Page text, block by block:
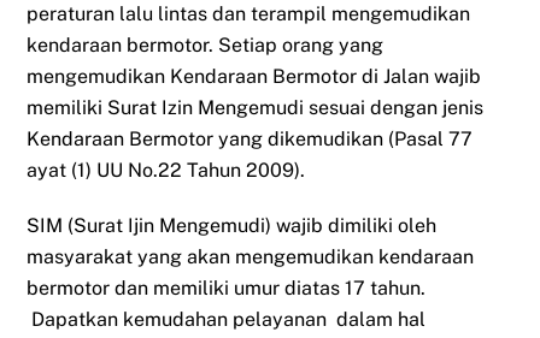
peraturan lalu lintas dan terampil mengemudikan
kendaraan bermotor. Setiap orang yang
mengemudikan Kendaraan Bermotor di Jalan wajib
memiliki Surat Izin Mengemudi sesuai dengan jenis
Kendaraan Bermotor yang dikemudikan (Pasal 77
ayat (1) UU No.22 Tahun 2009).
SIM (Surat Ijin Mengemudi) wajib dimiliki oleh
masyarakat yang akan mengemudikan kendaraan
bermotor dan memiliki umur diatas 17 tahun.
Dapatkan kemudahan pelayanan dalam hal